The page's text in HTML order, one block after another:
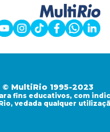
© MultiRio 1995-2023
fins educativos, com
vedada qualquer